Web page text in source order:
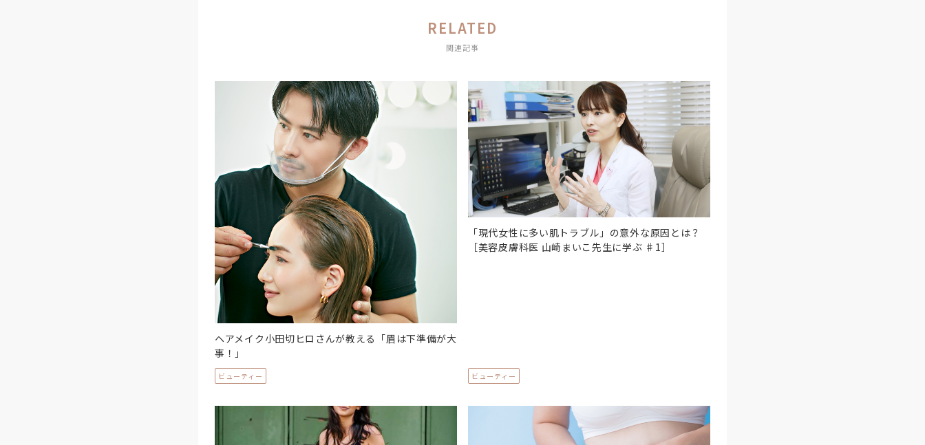
RELATED
関連記事
ヘアメイク小田切ヒロさんが教える「眉は下準備が大
事！」
ビューティー
「現代女性に多い肌トラブル」の意外な原因とは？
［美容皮膚科医 山崎まいこ先生に学ぶ ♯1］
ビューティー